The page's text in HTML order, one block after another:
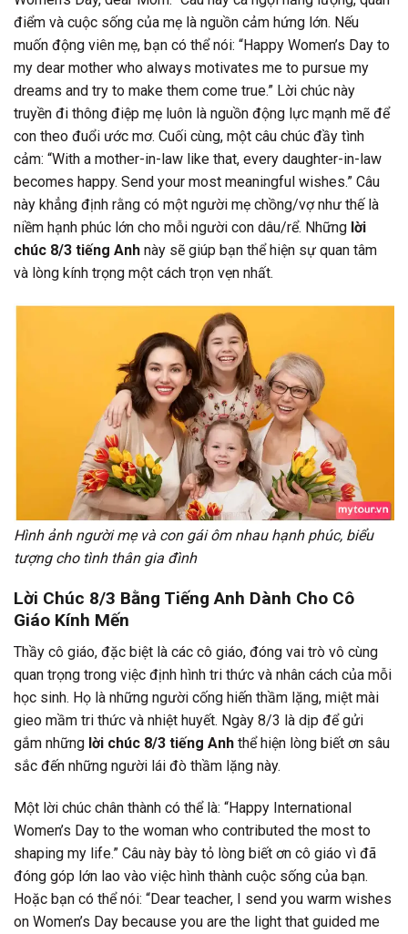
điểm và cuộc sống của mẹ là nguồn cảm hứng lớn. Nếu
muốn động viên mẹ, bạn có thể nói: “Happy Women’s Day to
my dear mother who always motivates me to pursue my
dreams and try to make them come true.” Lời chúc này
truyền đi thông điệp mẹ luôn là nguồn động lực mạnh mẽ để
con theo đuổi ước mơ. Cuối cùng, một câu chúc đầy tình
cảm: “With a mother-in-law like that, every daughter-in-law
becomes happy. Send your most meaningful wishes.” Câu
này khẳng định rằng có một người mẹ chồng/vợ như thế là
niềm hạnh phúc lớn cho mỗi người con dâu/rể. Những lời
chúc 8/3 tiếng Anh này sẽ giúp bạn thể hiện sự quan tâm
và lòng kính trọng một cách trọn vẹn nhất.
Hình ảnh người mẹ và con gái ôm nhau hạnh phúc, biểu
tượng cho tình thân gia đình
Lời Chúc 8/3 Bằng Tiếng Anh Dành Cho Cô
Giáo Kính Mến
Thầy cô giáo, đặc biệt là các cô giáo, đóng vai trò vô cùng
quan trọng trong việc định hình tri thức và nhân cách của mỗi
học sinh. Họ là những người cống hiến thầm lặng, miệt mài
gieo mầm tri thức và nhiệt huyết. Ngày 8/3 là dịp để gửi
gắm những lời chúc 8/3 tiếng Anh thể hiện lòng biết ơn sâu
sắc đến những người lái đò thầm lặng này.
Một lời chúc chân thành có thể là: “Happy International
Women’s Day to the woman who contributed the most to
shaping my life.” Câu này bày tỏ lòng biết ơn cô giáo vì đã
đóng góp lớn lao vào việc hình thành cuộc sống của bạn.
Hoặc bạn có thể nói: “Dear teacher, I send you warm wishes
on Women’s Day because you are the light that guided me